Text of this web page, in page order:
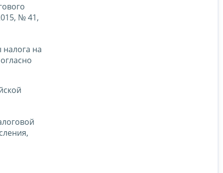
№ 41,
на